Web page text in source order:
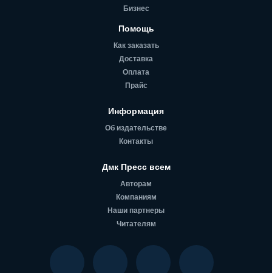
Бизнес
Помощь
Как заказать
Доставка
Оплата
Прайс
Информация
Об издательстве
Контакты
Дмк Пресс всем
Авторам
Компаниям
Наши партнеры
Читателям